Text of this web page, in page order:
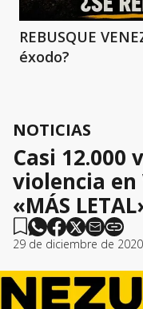
REBUSQUE
éxodo?
NOTICIAS
Casi 12.000
violencia en
«MÁS
29 de diciembre de